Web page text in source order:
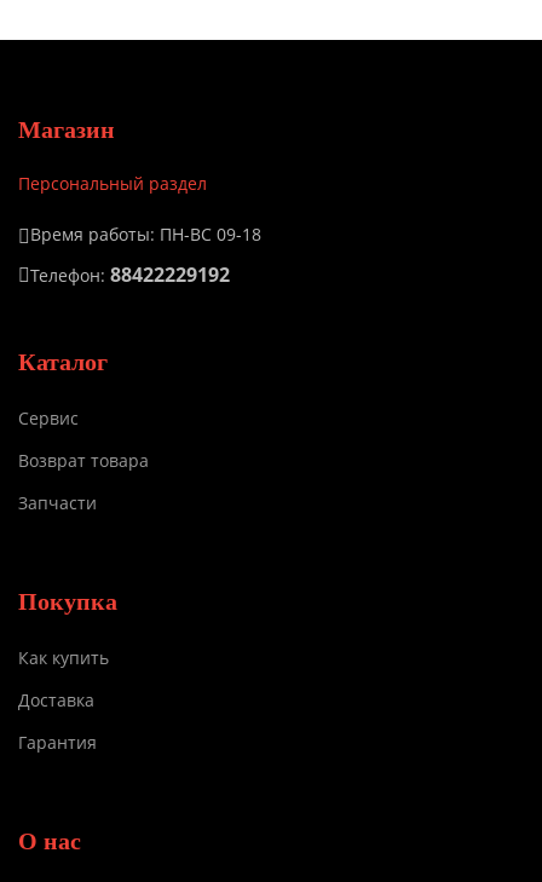
Магазин
Персональный раздел
Время работы: ПН-ВС 09-18
Телефон: 88422229192
Каталог
Сервис
Возврат товара
Запчасти
Покупка
Как купить
Доставка
Гарантия
О нас